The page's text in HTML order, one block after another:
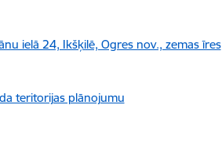
ielā 24, Ikšķilē, Ogres nov., zemas īres
teritorijas plānojumu